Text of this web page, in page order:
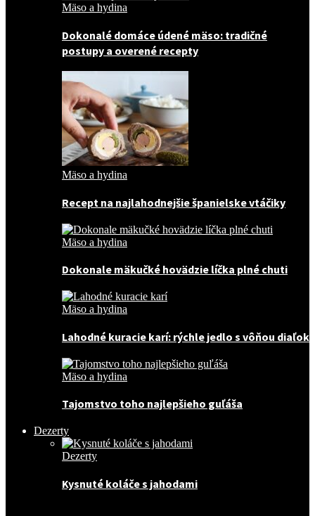
Mäso a hydina
Dokonalé domáce údené mäso: tradičné
postupy a overené recepty
Mäso a hydina
Recept na najlahodnejšie španielske vtáčiky
Mäso a hydina
Dokonale mäkučké hovädzie líčka plné chuti
Mäso a hydina
Lahodné kuracie karí: rýchle jedlo s vôňou diaľok
Mäso a hydina
Tajomstvo toho najlepšieho guľáša
Dezerty
Dezerty
Kysnuté koláče s jahodami